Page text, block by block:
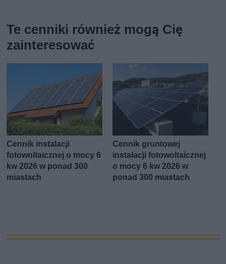
Te cenniki również mogą Cię
zainteresować
Cennik instalacji
fotowoltaicznej o mocy 6
kw 2026 w ponad 300
miastach
Cennik gruntowej
instalacji fotowoltaicznej
o mocy 6 kw 2026 w
ponad 300 miastach